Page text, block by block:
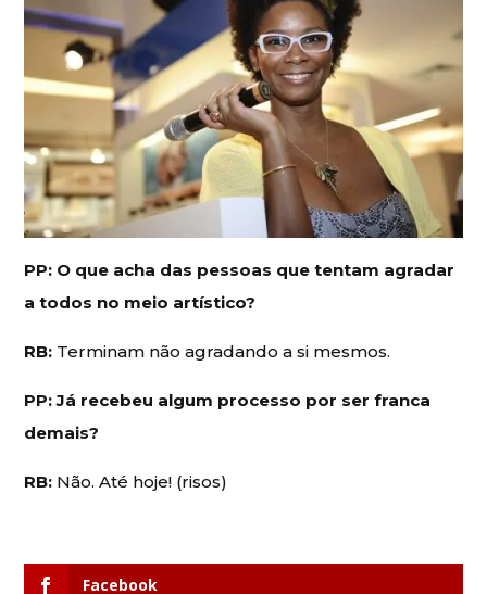
PP: O que acha das pessoas que tentam agradar
a todos no meio artístico?
RB: Terminam não agradando a si mesmos.
PP: Já recebeu algum processo por ser franca
demais?
RB: Não. Até hoje! (risos)
Facebook